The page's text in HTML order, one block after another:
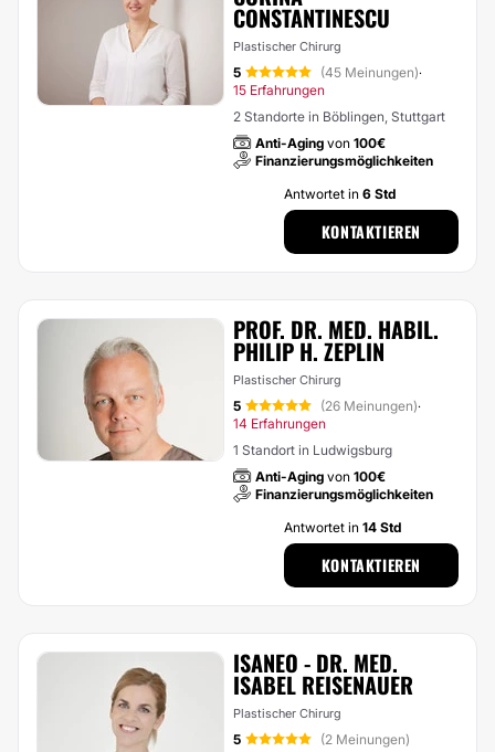
CONSTANTINESCU
Plastischer Chirurg
5 (45 Meinungen)·
15 Erfahrungen
2 Standorte in Böblingen, Stuttgart
Anti-Aging von 100€
Finanzierungsmöglichkeiten
Antwortet in 6 Std
KONTAKTIEREN
PROF. DR. MED. HABIL.
PHILIP H. ZEPLIN
Plastischer Chirurg
5 (26 Meinungen)·
14 Erfahrungen
1 Standort in Ludwigsburg
Anti-Aging von 100€
Finanzierungsmöglichkeiten
Antwortet in 14 Std
KONTAKTIEREN
ISANEO - DR. MED.
ISABEL REISENAUER
Plastischer Chirurg
5
(2 Meinungen)